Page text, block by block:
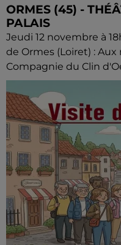
ORMES (45) -
PALAIS
Jeudi 12 novembre à
de Ormes (Loiret) : Aux
Compagnie du Clin